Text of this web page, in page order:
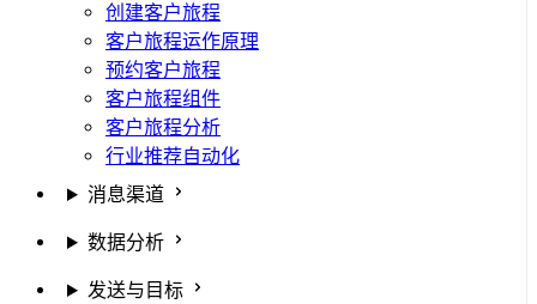
创建客户旅程
客户旅程运作原理
预约客户旅程
客户旅程组件
客户旅程分析
行业推荐自动化
消息渠道
数据分析
发送与目标